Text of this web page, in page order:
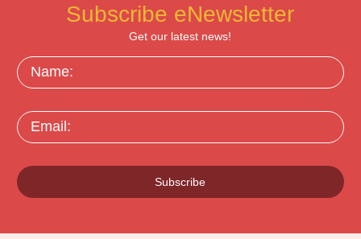
Subscribe eNewsletter
Get our latest news!
Name:
Email:
Subscribe